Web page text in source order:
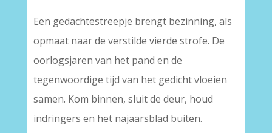
Een gedachtestreepje brengt bezinning, als
opmaat naar de verstilde vierde strofe. De
oorlogsjaren van het pand en de
tegenwoordige tijd van het gedicht vloeien
samen. Kom binnen, sluit de deur, houd
indringers en het najaarsblad buiten.